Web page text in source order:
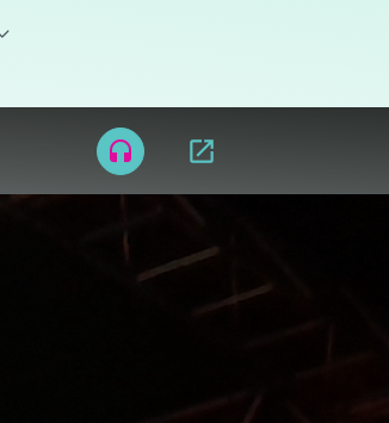
headset open_in_new